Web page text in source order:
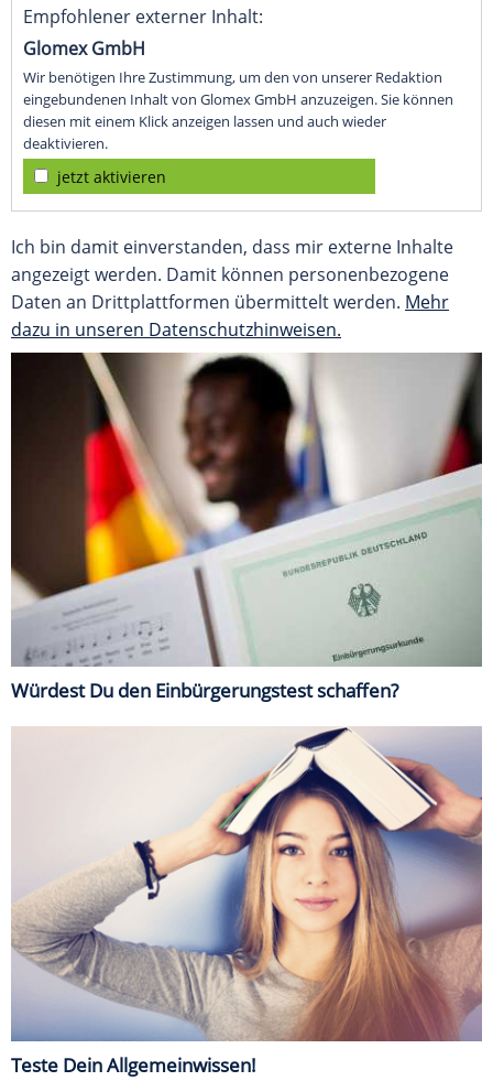
Empfohlener externer Inhalt:
Glomex GmbH
Wir benötigen Ihre Zustimmung, um den von unserer Redaktion
eingebundenen Inhalt von Glomex GmbH anzuzeigen. Sie können
diesen mit einem Klick anzeigen lassen und auch wieder
deaktivieren.
jetzt aktivieren
Ich bin damit einverstanden, dass mir externe Inhalte
angezeigt werden. Damit können personenbezogene
Daten an Drittplattformen übermittelt werden. Mehr
dazu in unseren Datenschutzhinweisen.
Würdest Du den Einbürgerungstest schaffen?
Teste Dein Allgemeinwissen!